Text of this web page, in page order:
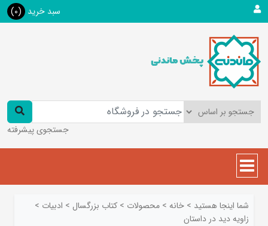
سبد خرید (0)
جستجوی پیشرفته
شما اینجا هستید > خانه > محصولات > کتاب بزرگسال > ادبیات >
زاویه دید در داستان